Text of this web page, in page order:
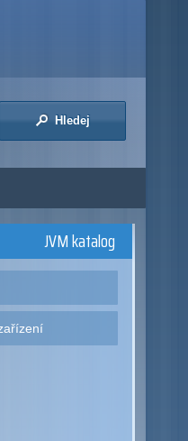
Hledej
JVM katalog